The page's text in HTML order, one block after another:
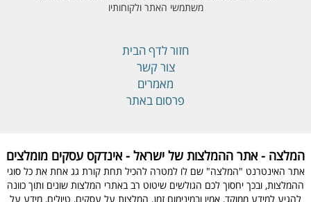
משתמשי האתר ולקוחותיו
חזור לדף הבית
צור קשר
מאמרים
פרסום באתר
המלצה - אתר ההמלצות של ישראל - אינדקס עסקים מומלצים
אתר האינטרנט "המלצה" שם לו למטרה להכיל תחת קורת גג אחת את כל סוגי
ההמלצות, ובכך יחסוך לכם הגולשים שיטוט רב באתרי המלצות שונים ותוך כוונה
להגיע למידע ממוקד, אמין ובמינימום זמן. המלצות על עסקים, טיולים, מידע על